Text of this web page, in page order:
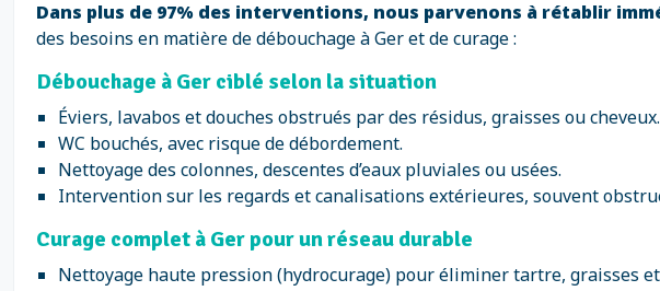
Dans plus de 97% des interventions, nous parvenons à rétablir
des besoins en matière de débouchage à Ger et de curage :
Débouchage à Ger ciblé selon la situation
Éviers, lavabos et douches obstrués par des résidus, graisses ou cheveux.
WC bouchés, avec risque de débordement.
Nettoyage des colonnes, descentes d’eaux pluviales ou usées.
Intervention sur les regards et canalisations extérieures, souvent
Curage complet à Ger pour un réseau durable
Nettoyage haute pression (hydrocurage) pour éliminer tartre, graisses